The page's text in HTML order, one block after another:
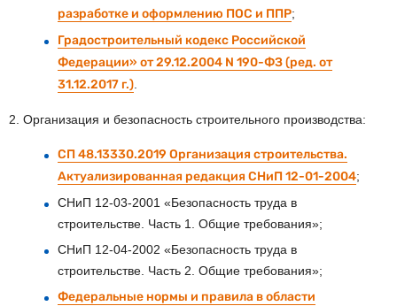
разработке и оформлению ПОС и ППР;
Градостроительный кодекс Российской
Федерации» от 29.12.2004 N 190-ФЗ (ред. от
31.12.2017 г.)
2. Организация и безопасность строительного производства:
СП 48.13330.2019 Организация строительства.
Актуализированная редакция СНиП 12-01-2004;
СНиП 12-03-2001 «Безопасность труда в
строительстве. Часть 1. Общие требования»;
СНиП 12-04-2002 «Безопасность труда в
строительстве. Часть 2. Общие требования»;
Федеральные нормы и правила в области